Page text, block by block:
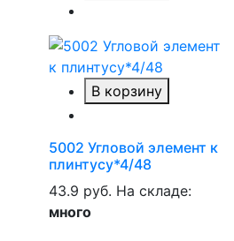
В корзину
5002 Угловой элемент к
плинтусу*4/48
43.9 руб. На складе:
много